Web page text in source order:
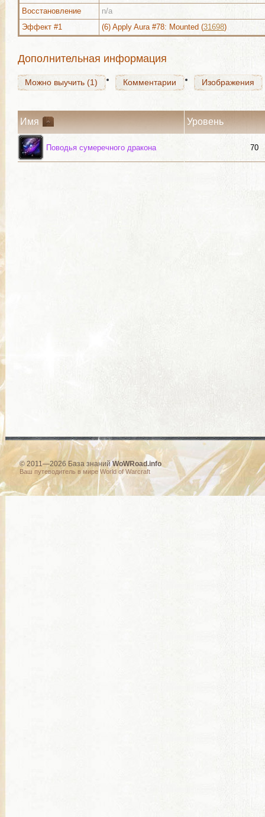
Восстановление
n/a
Эффект #1
(6) Apply Aura #78: Mounted (31698)
Дополнительная информация
Можно выучить (1) Комментарии Изображения
Можно выучить (1) Комментарии Изображения
Имя Уровень
Поводья сумеречного дракона 70
© 2011—2026 База знанийWoWRoad.info
Ваш путеводитель в мире World of Warcraft